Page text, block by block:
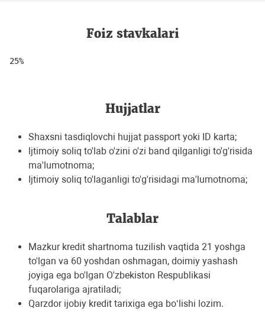
Foiz stavkalari
25%
Hujjatlar
Shaxsni tasdiqlovchi hujjat passport yoki ID karta;
ljtimoiy soliq to'lab o'zini o'zi band qilganligi to'g'risida
ma'lumotnoma;
Ijtimoiy soliq to'laganligi to'g'risidagi ma'lumotnoma;
Talablar
Mazkur kredit shartnoma tuzilish vaqtida 21 yoshga
to'lgan va 60 yoshdan oshmagan, doimiy yashash
joyiga ega bo'lgan O'zbekiston Respublikasi
fuqarolariga ajratiladi;
Qarzdor ijobiy kredit tarixiga ega bo‘lishi lozim.